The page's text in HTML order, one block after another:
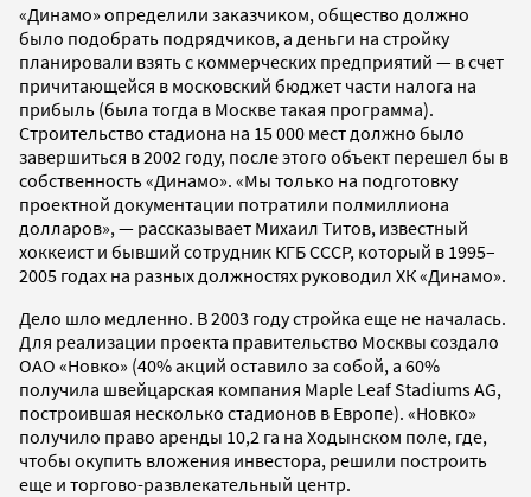
«Динамо» определили заказчиком, общество должно
было подобрать подрядчиков, а деньги на стройку
планировали взять с коммерческих предприятий — в счет
причитающейся в московский бюджет части налога на
прибыль (была тогда в Москве такая программа).
Строительство стадиона на 15 000 мест должно было
завершиться в 2002 году, после этого объект перешел бы в
собственность «Динамо». «Мы только на подготовку
проектной документации потратили полмиллиона
долларов», — рассказывает Михаил Титов, известный
хоккеист и бывший сотрудник КГБ СССР, который в 1995–
2005 годах на разных должностях руководил ХК «Динамо».
Дело шло медленно. В 2003 году стройка еще не началась.
Для реализации проекта правительство Москвы создало
ОАО «Новко» (40% акций оставило за собой, а 60%
получила швейцарская компания Maple Leaf Stadiums AG,
построившая несколько стадионов в Европе). «Новко»
получило право аренды 10,2 га на Ходынском поле, где,
чтобы окупить вложения инвестора, решили построить
еще и торгово-развлекательный центр.